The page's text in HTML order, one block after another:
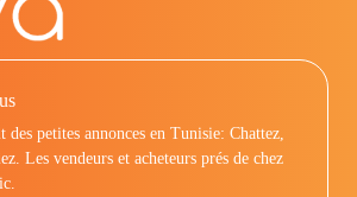
des petites annonces en Tunisie: Chattez,
Les vendeurs et acheteurs prés de chez